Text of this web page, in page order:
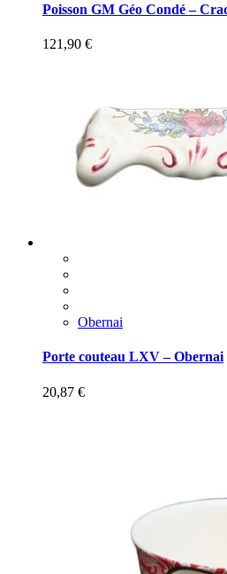
Poisson GM Géo Condé –
121,90 €
Obernai
Porte couteau LXV – Obernai
20,87 €